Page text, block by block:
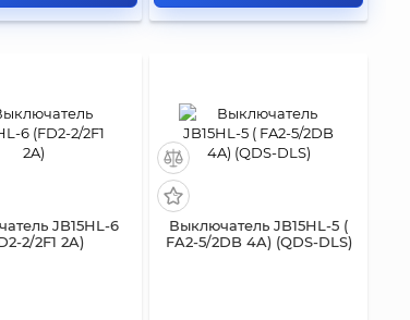
JB15HL-6
2/2F1 2A)
Выключатель JB15HL-5 (
FA2-5/2DB 4A) (QDS-DLS)